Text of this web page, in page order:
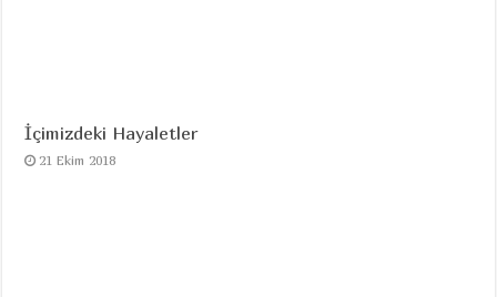
İçimizdeki Hayaletler
21 Ekim 2018